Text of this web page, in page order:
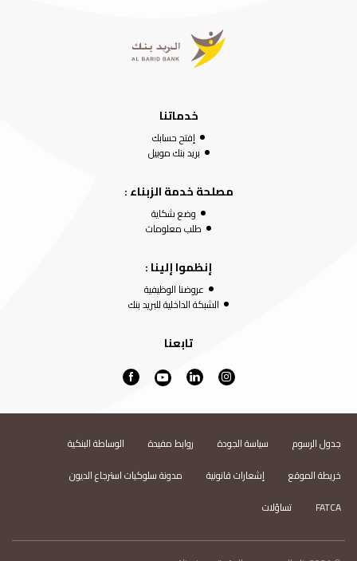
خدماتنا
إفتح حسابك
بريد بنك موبيل
مصلحة خدمة الزبناء :
وضع شكاية
طلب معلومات
إنظموا إلينا :
عروضنا الوظيفية
الشبكة الداخلية للبريد بنك
تابعنا
جدول الرسوم سياسة الجودة روابط مفيدة
الوساطة البنكية
خريطة الموقع
إشعارات قانونية
مدونة سلوكيات استرجاع الديون
FATCA
تساؤلات